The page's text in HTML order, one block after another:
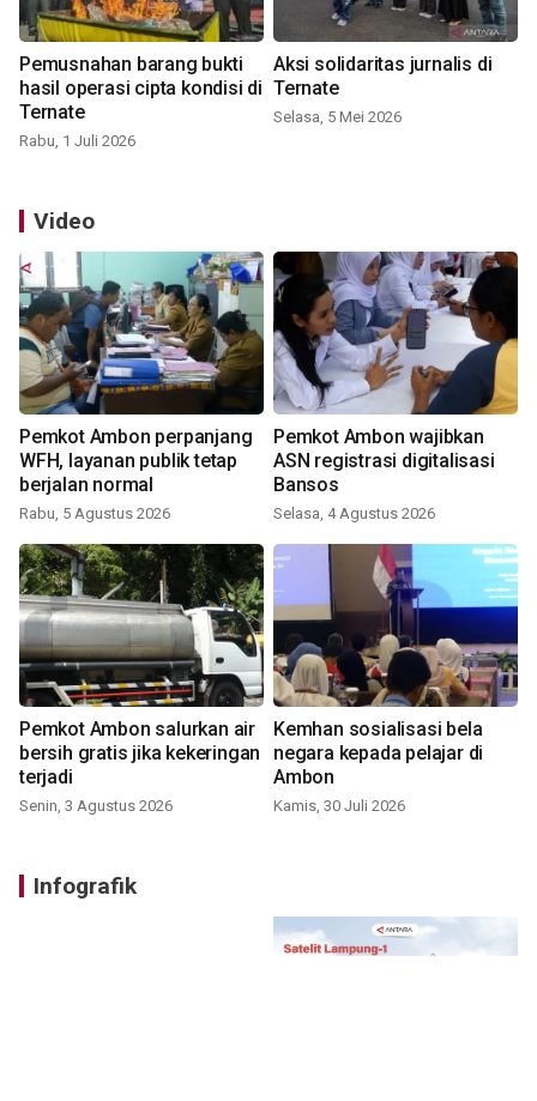
Pemusnahan barang bukti
hasil operasi cipta kondisi di
Ternate
Rabu, 1 Juli 2026
Aksi solidaritas jurnalis di
Ternate
Selasa, 5 Mei 2026
Video
Pemkot Ambon perpanjang
WFH, layanan publik tetap
berjalan normal
Rabu, 5 Agustus 2026
Pemkot Ambon wajibkan
ASN registrasi digitalisasi
Bansos
Selasa, 4 Agustus 2026
Pemkot Ambon salurkan air
bersih gratis jika kekeringan
terjadi
Senin, 3 Agustus 2026
Kemhan sosialisasi bela
negara kepada pelajar di
Ambon
Kamis, 30 Juli 2026
Infografik